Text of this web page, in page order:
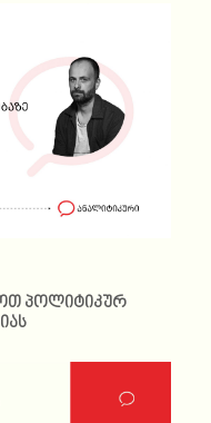
პოლიტიკურ